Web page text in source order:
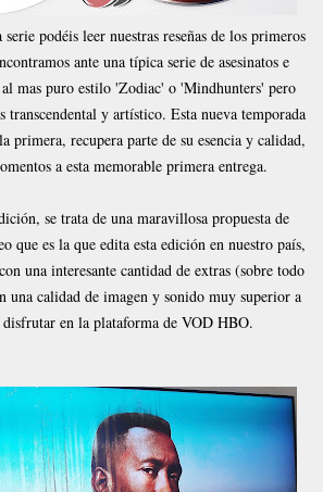
podéis leer nuestras reseñas de los primeros
ante una típica serie de asesinatos e
mas puro estilo 'Zodiac' o 'Mindhunters' pero
transcendental y artístico. Esta nueva temporada
primera, recupera parte de su esencia y calidad,
a esta memorable primera entrega.
se trata de una maravillosa propuesta de
que es la que edita esta edición en nuestro país,
una interesante cantidad de extras (sobre todo
una calidad de imagen y sonido muy superior a
en la plataforma de VOD HBO.